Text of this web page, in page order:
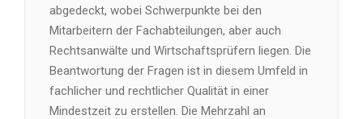
abgedeckt, wobei Schwerpunkte bei den
Mitarbeitern der Fachabteilungen, aber auch
Rechtsanwälte und Wirtschaftsprüfern liegen. Die
Beantwortung der Fragen ist in diesem Umfeld in
fachlicher und rechtlicher Qualität in einer
Mindestzeit zu erstellen. Die Mehrzahl an